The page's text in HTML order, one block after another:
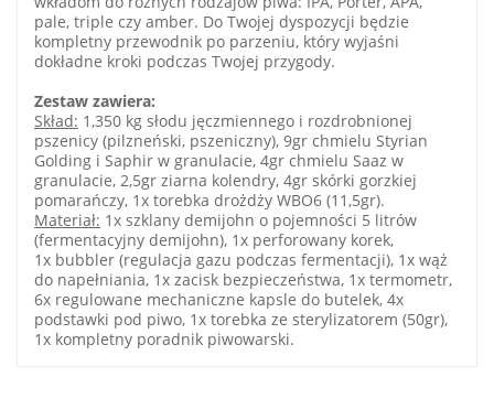
pale, triple czy amber. Do Twojej dyspozycji będzie
kompletny przewodnik po parzeniu, który wyjaśni
dokładne kroki podczas Twojej przygody.
Zestaw zawiera:
Skład: 1,350 kg słodu jęczmiennego i rozdrobnionej
pszenicy (pilzneński, pszeniczny), 9gr chmielu Styrian
Golding i Saphir w granulacie, 4gr chmielu Saaz w
granulacie, 2,5gr ziarna kolendry, 4gr skórki gorzkiej
pomarańczy, 1x torebka drożdży WBO6 (11,5gr).
Materiał: 1x szklany demijohn o pojemności 5 litrów
(fermentacyjny demijohn), 1x perforowany korek,
1x bubbler (regulacja gazu podczas fermentacji), 1x wąż
do napełniania, 1x zacisk bezpieczeństwa, 1x termometr,
6x regulowane mechaniczne kapsle do butelek, 4x
podstawki pod piwo, 1x torebka ze sterylizatorem (50gr),
1x kompletny poradnik piwowarski.